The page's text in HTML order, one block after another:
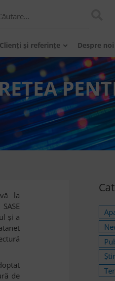
Clienți și referințe Despre noi
la
şi a
de